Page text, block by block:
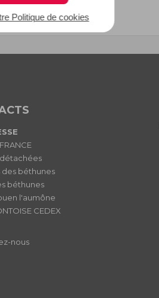
Politique de cookies
béthunes
béthunes
l'aumône
CEDEX
nous